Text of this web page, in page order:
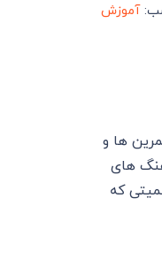
آموزش
ها و
های
که